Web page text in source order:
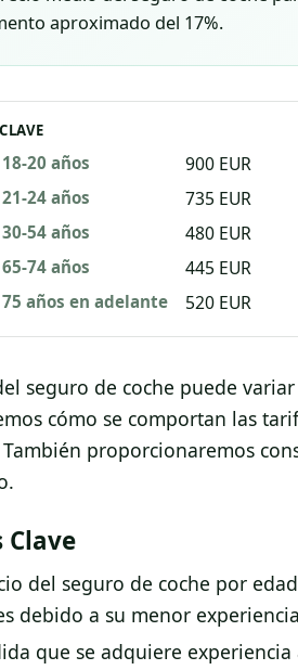
aproximado del 17%.
20 años 900 EUR
24 años 735 EUR
54 años 480 EUR
74 años 445 EUR
años en adelante 520 EUR
seguro de coche puede
cómo se comportan las
proporcionaremos
Clave
del seguro de coche por
debido a su menor
que se adquiere